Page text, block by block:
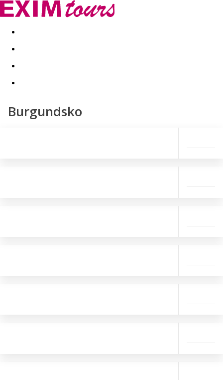
Akční nabídky Last minute
Burgundsko